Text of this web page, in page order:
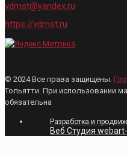
vdmst@yandex.ru
https://vdmst.ru
© 2024 Все права защищены.
Тольятти. При использовании
обязательна
Разработка и
Веб Студия